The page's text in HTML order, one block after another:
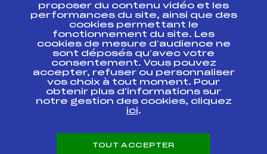
Pass’Neige
Projet sportif fédéral
Projet de performance fédéral
Antidopage
Pôle Développement, Formation, Suivi
Scientifique
Listes ministérielles
Pôle vie de l’athlète
Enseignement professionnel
proposer du contenu vidéo et les
performances du site, ainsi que des
cookies permettant le
fonctionnement du site. Les
cookies de mesure d’audience ne
sont déposés qu’avec votre
consentement. Vous pouvez
accepter, refuser ou personnaliser
vos choix à tout moment. Pour
obtenir plus d'informations sur
notre gestion des cookies, cliquez
ici.
TOUT ACCEPTER